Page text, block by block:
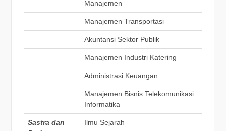
Manajemen
Manajemen Transportasi
Akuntansi Sektor Publik
Manajemen Industri Katering
Administrasi Keuangan
Manajemen Bisnis Telekomunikasi
Informatika
Sastra dan
Ilmu Sejarah